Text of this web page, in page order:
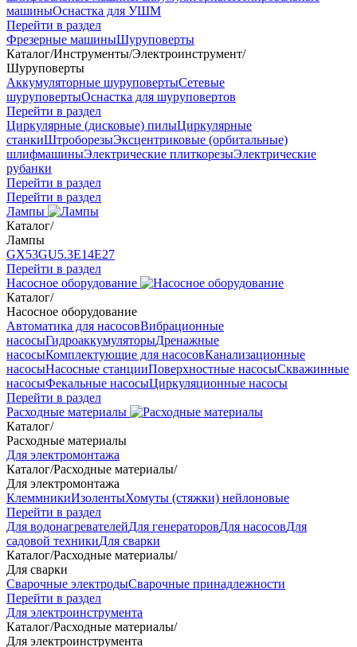
машиныОснастка для УШМ
Перейти в раздел
Фрезерные машиныШуруповерты
Каталог/Инструменты/Электроинструмент/
Шуруповерты
Аккумуляторные шуруповертыСетевые
шуруповертыОснастка для шуруповертов
Перейти в раздел
Циркулярные (дисковые) пилыЦиркулярные
станкиШтроборезыЭксцентриковые (орбитальные)
шлифмашиныЭлектрические плиткорезыЭлектрические
рубанки
Перейти в раздел
Перейти в раздел
Лампы
Каталог/
Лампы
GX53GU5.3Е14Е27
Перейти в раздел
Насосное оборудование
Каталог/
Насосное оборудование
Автоматика для насосовВибрационные
насосыГидроаккумуляторыДренажные
насосыКомплектующие для насосовКанализационные
насосыНасосные станцииПоверхностные насосыСкважинные
насосыФекальные насосыЦиркуляционные насосы
Перейти в раздел
Расходные материалы
Каталог/
Расходные материалы
Для электромонтажа
Каталог/Расходные материалы/
Для электромонтажа
КлеммникиИзолентыХомуты (стяжки) нейлоновые
Перейти в раздел
Для водонагревателейДля генераторовДля насосовДля
садовой техникиДля сварки
Каталог/Расходные материалы/
Для сварки
Сварочные электродыСварочные принадлежности
Перейти в раздел
Для электроинструмента
Каталог/Расходные материалы/
Для электроинструмента